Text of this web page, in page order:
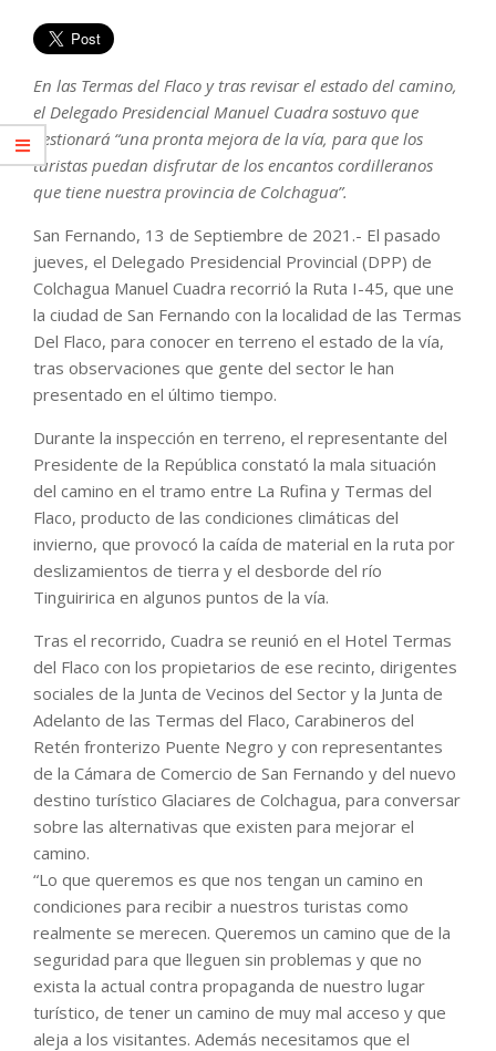
En las Termas del Flaco y tras revisar el estado del camino,
el Delegado Presidencial Manuel Cuadra sostuvo que
gestionará “una pronta mejora de la vía, para que los
turistas puedan disfrutar de los encantos cordilleranos
que tiene nuestra provincia de Colchagua”.
San Fernando, 13 de Septiembre de 2021.- El pasado
jueves, el Delegado Presidencial Provincial (DPP) de
Colchagua Manuel Cuadra recorrió la Ruta I-45, que une
la ciudad de San Fernando con la localidad de las Termas
Del Flaco, para conocer en terreno el estado de la vía,
tras observaciones que gente del sector le han
presentado en el último tiempo.
Durante la inspección en terreno, el representante del
Presidente de la República constató la mala situación
del camino en el tramo entre La Rufina y Termas del
Flaco, producto de las condiciones climáticas del
invierno, que provocó la caída de material en la ruta por
deslizamientos de tierra y el desborde del río
Tinguiririca en algunos puntos de la vía.
Tras el recorrido, Cuadra se reunió en el Hotel Termas
del Flaco con los propietarios de ese recinto, dirigentes
sociales de la Junta de Vecinos del Sector y la Junta de
Adelanto de las Termas del Flaco, Carabineros del
Retén fronterizo Puente Negro y con representantes
de la Cámara de Comercio de San Fernando y del nuevo
destino turístico Glaciares de Colchagua, para conversar
sobre las alternativas que existen para mejorar el
camino.
“Lo que queremos es que nos tengan un camino en
condiciones para recibir a nuestros turistas como
realmente se merecen. Queremos un camino que de la
seguridad para que lleguen sin problemas y que no
exista la actual contra propaganda de nuestro lugar
turístico, de tener un camino de muy mal acceso y que
aleja a los visitantes. Además necesitamos que el